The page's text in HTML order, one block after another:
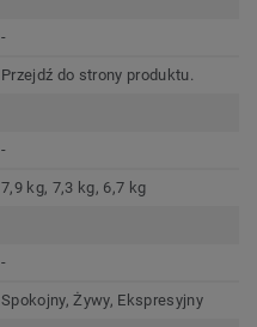
-
Przejdź do strony produktu.
-
7,9 kg, 7,3 kg, 6,7 kg
-
Spokojny, Żywy, Ekspresyjny